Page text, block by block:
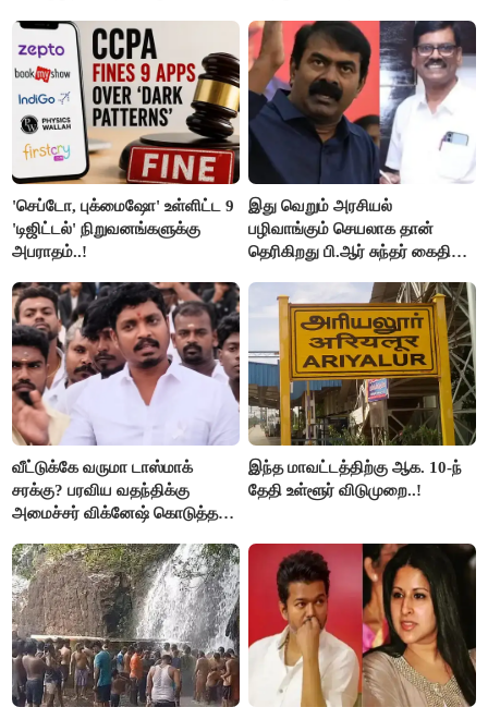
மக்கள்!
'செப்டோ, புக்மைஷோ' உள்ளிட்ட 9
'டிஜிட்டல்' நிறுவனங்களுக்கு
அபராதம்..!
இது வெறும் அரசியல்
பழிவாங்கும் செயலாக தான்
தெரிகிறது பி.ஆர் சுந்தர் கைதிற்கு
வீட்டுக்கே வருமா டாஸ்மாக்
சரக்கு? பரவிய வதந்திக்கு
அமைச்சர் விக்னேஷ் கொடுத்த
இந்த மாவட்டத்திற்கு ஆக. 10-ந்
தேதி உள்ளூர் விடுமுறை..!